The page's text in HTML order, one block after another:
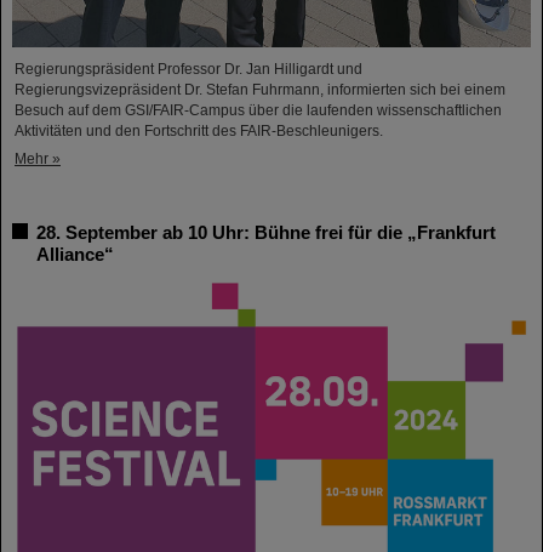
Regierungspräsident Professor Dr. Jan Hilligardt und
Regierungsvizepräsident Dr. Stefan Fuhrmann, informierten sich bei einem
Besuch auf dem GSI/FAIR-Campus über die laufenden wissenschaftlichen
Aktivitäten und den Fortschritt des FAIR-Beschleunigers.
Mehr »
28. September ab 10 Uhr: Bühne frei für die „Frankfurt
Alliance“